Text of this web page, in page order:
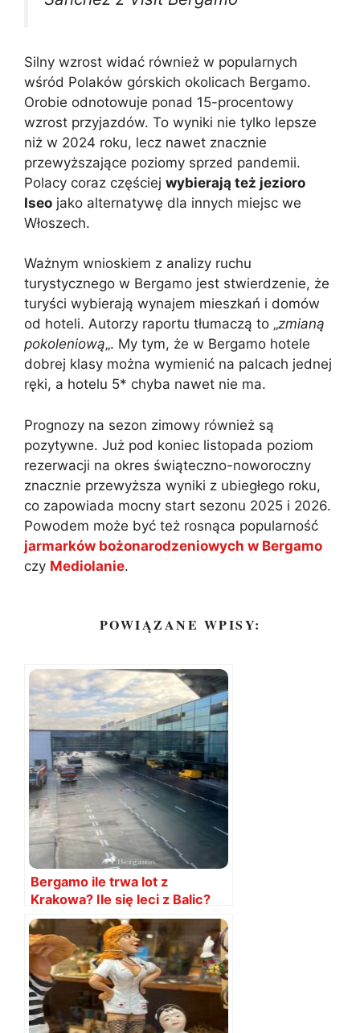
Silny wzrost widać również w popularnych
wśród Polaków górskich okolicach Bergamo.
Orobie odnotowuje ponad 15-procentowy
wzrost przyjazdów. To wyniki nie tylko lepsze
niż w 2024 roku, lecz nawet znacznie
przewyższające poziomy sprzed pandemii.
Polacy coraz częściej wybierają też jezioro
Iseo jako alternatywę dla innych miejsc we
Włoszech.
Ważnym wnioskiem z analizy ruchu
turystycznego w Bergamo jest stwierdzenie, że
turyści wybierają wynajem mieszkań i domów
od hoteli. Autorzy raportu tłumaczą to „zmianą
pokoleniową„. My tym, że w Bergamo hotele
dobrej klasy można wymienić na palcach jednej
ręki, a hotelu 5* chyba nawet nie ma.
Prognozy na sezon zimowy również są
pozytywne. Już pod koniec listopada poziom
rezerwacji na okres świąteczno-noworoczny
znacznie przewyższa wyniki z ubiegłego roku,
co zapowiada mocny start sezonu 2025 i 2026.
Powodem może być też rosnąca popularność
jarmarków bożonarodzeniowych w Bergamo
czy Mediolanie.
POWIĄZANE WPISY:
Bergamo ile trwa lot z
Krakowa? Ile się leci z Balic?